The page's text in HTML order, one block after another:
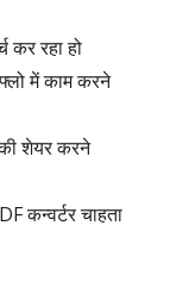
कर रहा हो
में काम करने
शेयर करने
कन्वर्टर चाहता